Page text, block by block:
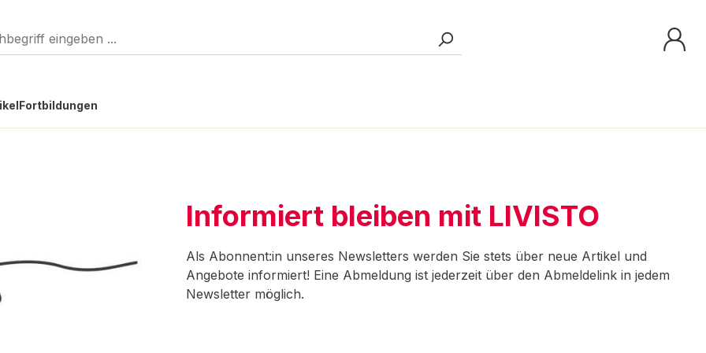
Fortbildungen
Informiert bleiben mit LIVISTO
Als Abonnent:in unseres Newsletters werden Sie stets über neue Artikel und
Angebote informiert! Eine Abmeldung ist jederzeit über den Abmeldelink in jedem
Newsletter möglich.